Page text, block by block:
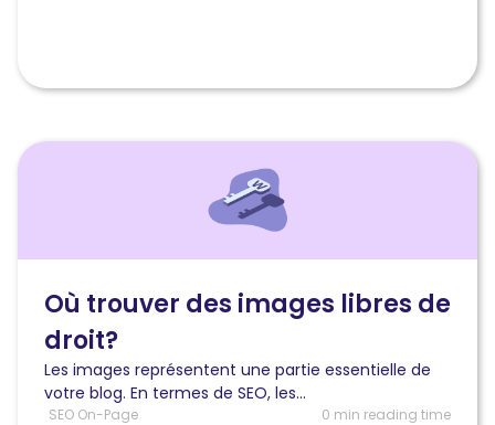
Lire
images
libres
droit?
Où trouver des images libres de
droit?
Les images représentent une partie essentielle de
votre blog. En termes de SEO, les...
SEO On-Page 0 min reading time